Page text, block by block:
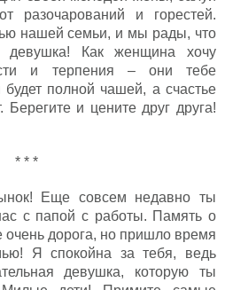
разочарований и горестей.
нашей семьи, и мы рады, что
Как женщина хочу
и терпения – они тебе
полной чашей, а счастье
Берегите и цените друг друга!
* * *
Еще совсем недавно ты
с папой с работы. Память о
очень дорога, но пришло время
Я спокойна за тебя, ведь
девушка, которую ты